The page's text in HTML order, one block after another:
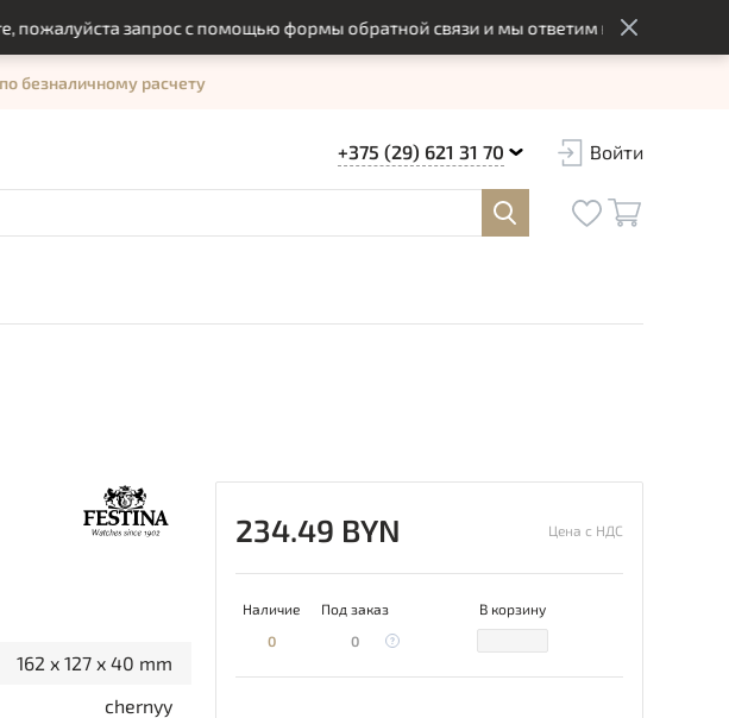
запрос с помощью формы обратной связи и мы ответим вам в оптимальный
безналичному расчету
+375 (29) 621 31 70 Войти
162 x 127 x 40 mm
chernyy
234.49 BYN Цена с НДС
Наличие Под заказ
В корзину
0
0